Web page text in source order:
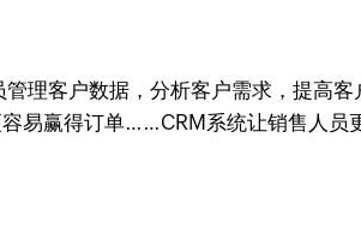
理客户数据，分析客户需求，提高
易赢得订单……CRM系统让销售人